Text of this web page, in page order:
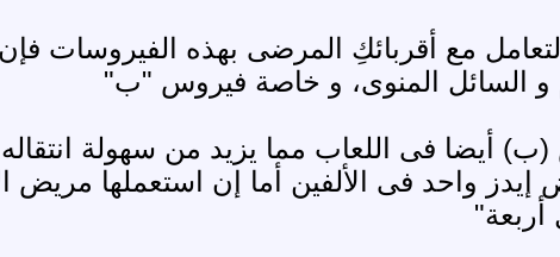
مع أقربائكِ المرضى بهذه الفيروسات
و السائل المنوى، و خاصة فيروس "ب"
(ب) أيضا فى اللعاب مما يزيد من سهولة
إيدز واحد فى الألفين أما إن استعملها